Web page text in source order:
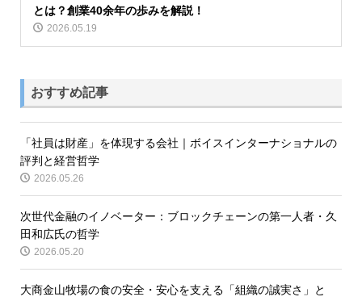
とは？創業40余年の歩みを解説！
2026.05.19
おすすめ記事
「社員は財産」を体現する会社｜ボイスインターナショナルの
評判と経営哲学
2026.05.26
次世代金融のイノベーター：ブロックチェーンの第一人者・久
田和広氏の哲学
2026.05.20
大商金山牧場の食の安全・安心を支える「組織の誠実さ」と